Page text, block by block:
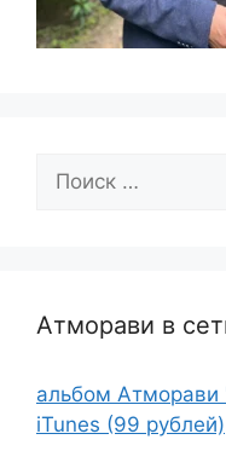
Атморави в
альбом Атморави
iTunes (99 рублей)